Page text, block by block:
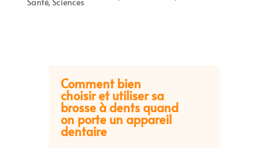
Comment bien
choisir et utiliser sa
brosse à dents quand
on porte un appareil
dentaire